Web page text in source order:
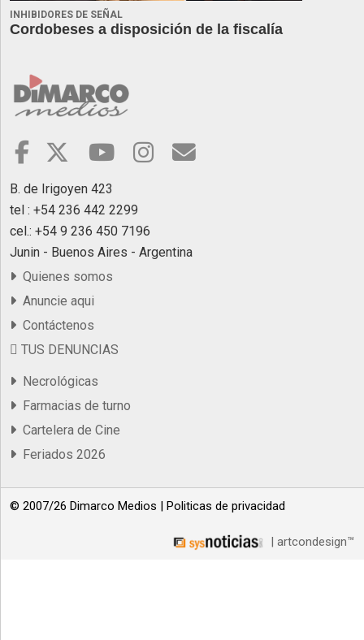
INHIBIDORES DE SEÑAL
Cordobeses a disposición de la fiscalía
B. de Irigoyen 423
tel : +54 236 442 2299
cel.: +54 9 236 450 7196
Junin - Buenos Aires - Argentina
Quienes somos
Anuncie aqui
Contáctenos
TUS DENUNCIAS
Necrológicas
Farmacias de turno
Cartelera de Cine
Feriados 2026
© 2007/26 Dimarco Medios | Politicas de privacidad
| artcondesign™